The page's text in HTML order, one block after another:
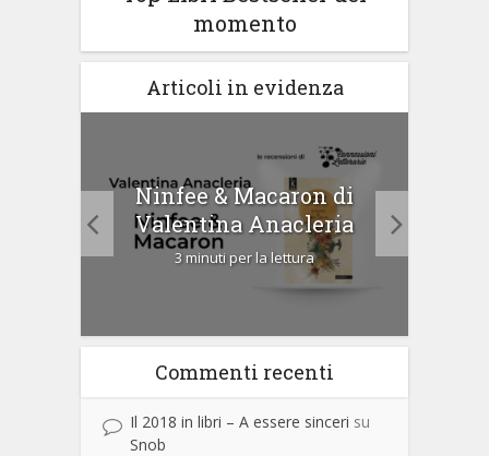
momento
Articoli in evidenza
Ninfee & Macaron di
Valentina Anacleria
3 minuti per la lettura
Commenti recenti
Il 2018 in libri – A essere sinceri su
Snob